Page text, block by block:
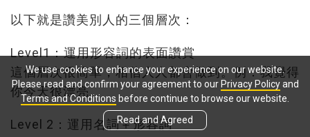
以下就是讚美別人的三個層次：
Level1：運用形容詞的表面讚賞
這個層次很簡單，相信人人都會做到。例：我覺得
你今天很漂亮。
Level 2：運用名詞＋形容詞
We use cookies to enhance your experience on our website.
Please read and confirm your agreement to our Privacy Policyand
Terms and Conditions before continue to browse our website.
Read and Agreed